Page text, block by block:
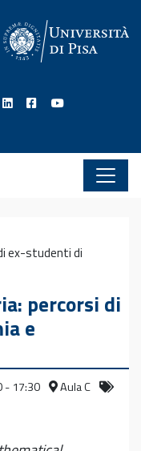
ex-studenti di
percorsi di
e
- 17:30
Aula C